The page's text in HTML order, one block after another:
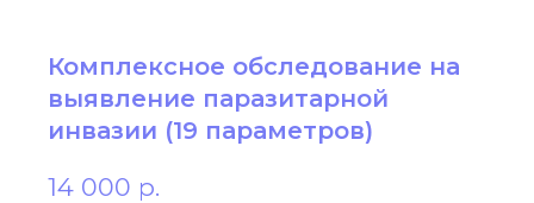
Комплексное обследование на
выявление паразитарной
инвазии (19 параметров)
14 000 р.